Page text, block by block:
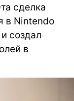
сделка
в Nintendo
создал
в